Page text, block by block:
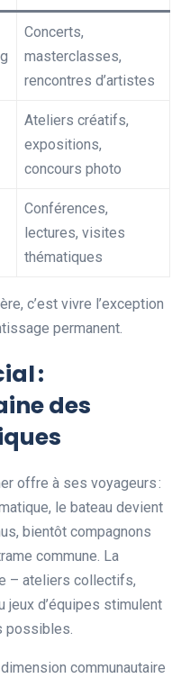
Concerts,
masterclasses,
rencontres d’artistes
Ateliers créatifs,
expositions,
concours photo
Conférences,
lectures, visites
thématiques
c’est vivre l’exception
permanent.
:
des
offre à ses voyageurs :
le bateau devient
bientôt compagnons
commune. La
– ateliers collectifs,
d’équipes stimulent
possibles.
communautaire